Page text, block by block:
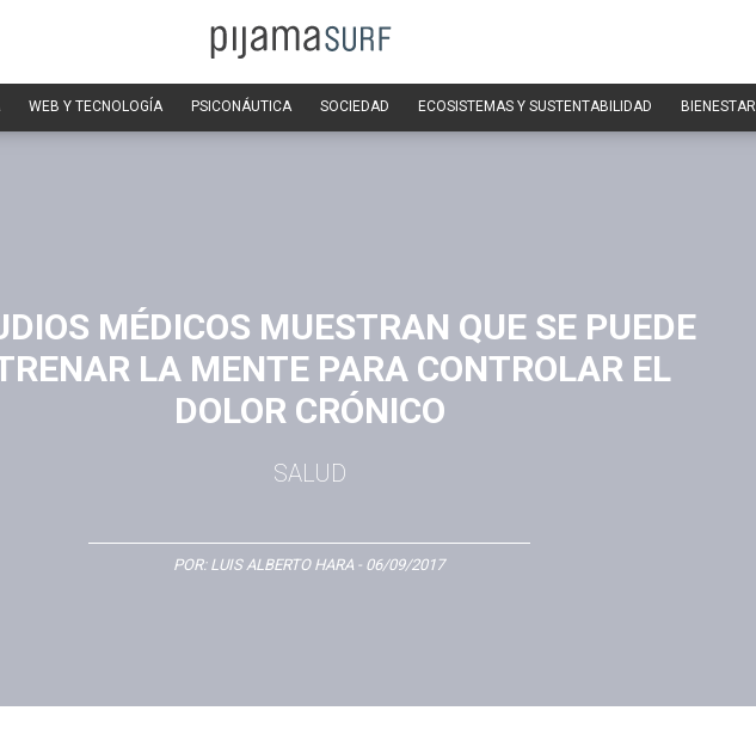
WEB Y TECNOLOGÍA PSICONÁUTICA SOCIEDAD ECOSISTEMAS Y SUSTENTABILIDAD BIENESTAR
MÉDICOS MUESTRAN QUE SE PUEDE
LA MENTE PARA CONTROLAR EL
DOLOR CRÓNICO
SALUD
POR: LUIS ALBERTO HARA - 06/09/2017